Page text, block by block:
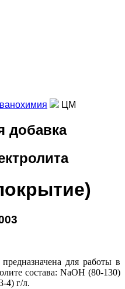
ЦМ
добавка
для работы в
состава: NaOH (80-130)
4) г/л.